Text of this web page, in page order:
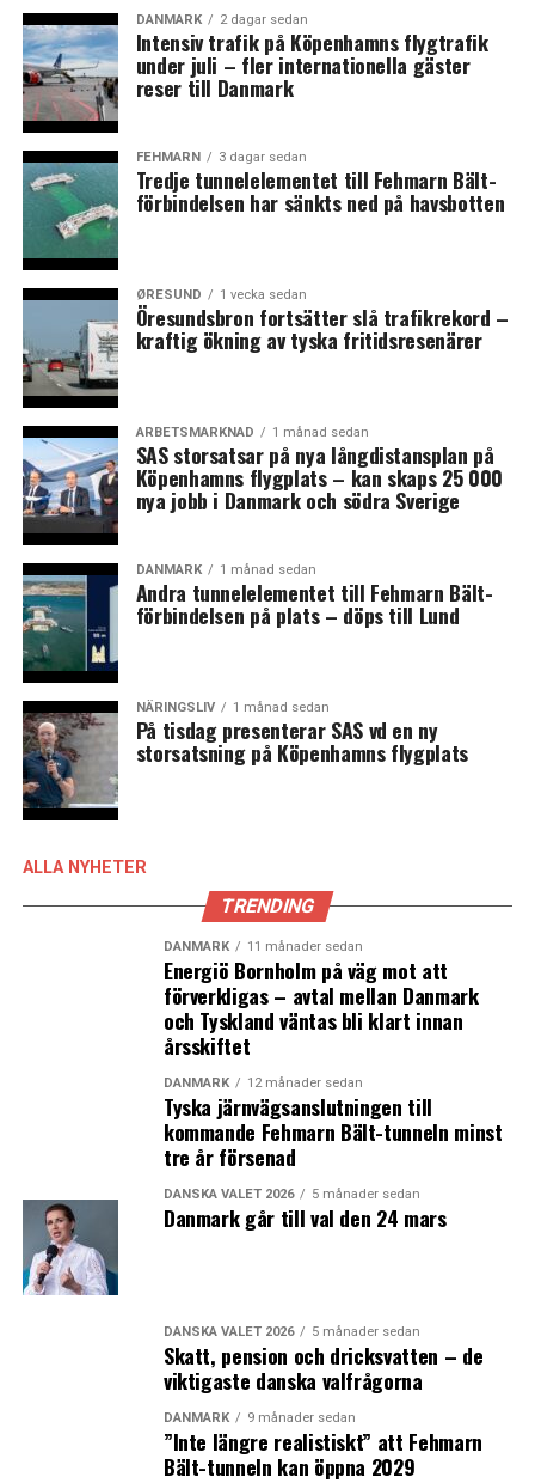
LÄS OCKSÅ:
Samarbete i fokus vid nyöppningen av danska konsulatet
i Helsingborg
Mette Frederiksen öppnar för gemensamma EU-lån för
att stärka Europas konkurrenskraft
DANMARK 2 dagar sedan
Intensiv trafik på Köpenhamns flygtrafik
under juli – fler internationella gäster
reser till Danmark
FEHMARN 3 dagar sedan
Tredje tunnelelementet till Fehmarn Bält-
förbindelsen har sänkts ned på havsbotten
ØRESUND 1 vecka sedan
Öresundsbron fortsätter slå trafikrekord –
kraftig ökning av tyska fritidsresenärer
ARBETSMARKNAD 1 månad sedan
SAS storsatsar på nya långdistansplan på
Köpenhamns flygplats – kan skaps 25 000
nya jobb i Danmark och södra Sverige
DANMARK 1 månad sedan
Andra tunnelelementet till Fehmarn Bält-
förbindelsen på plats – döps till Lund
NÄRINGSLIV 1 månad sedan
På tisdag presenterar SAS vd en ny
storsatsning på Köpenhamns flygplats
ALLA NYHETER
TRENDING
DANMARK 11 månader sedan
Energiö Bornholm på väg mot att
förverkligas – avtal mellan Danmark
och Tyskland väntas bli klart innan
årsskiftet
DANMARK 12 månader sedan
Tyska järnvägsanslutningen till
kommande Fehmarn Bält-tunneln minst
tre år försenad
DANSKA VALET 2026 5 månader sedan
Danmark går till val den 24 mars
DANSKA VALET 2026 5 månader sedan
Skatt, pension och dricksvatten – de
viktigaste danska valfrågorna
DANMARK 9 månader sedan
”Inte längre realistiskt” att Fehmarn
Bält-tunneln kan öppna 2029